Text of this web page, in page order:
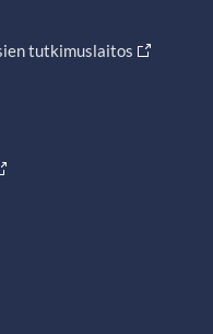
tutkimuslaitos